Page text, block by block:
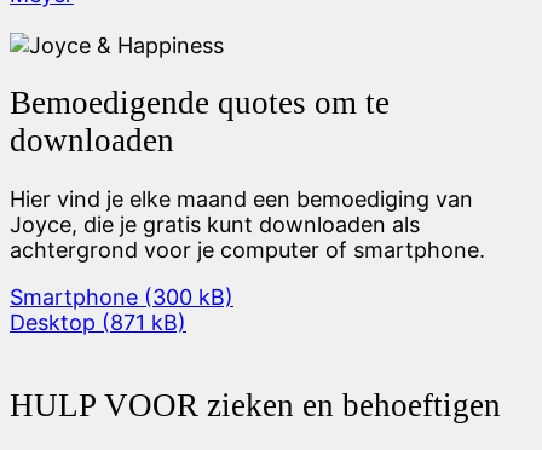
Bemoedigende quotes om te
downloaden
Hier vind je elke maand een bemoediging van
Joyce, die je gratis kunt downloaden als
achtergrond voor je computer of smartphone.
Smartphone (300 kB)
Desktop (871 kB)
HULP VOOR zieken en behoeftigen